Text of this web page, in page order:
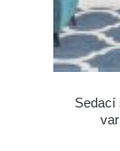
Sedací